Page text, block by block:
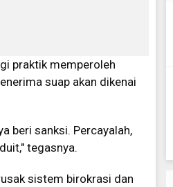
praktik memperoleh
suap akan dikenai
beri sanksi. Percayalah,
tegasnya.
sistem birokrasi dan